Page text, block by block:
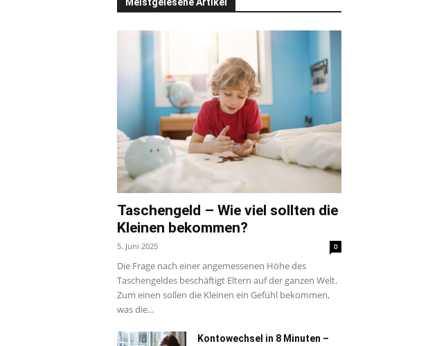
Taschengeld – Wie viel sollten die
Kleinen bekommen?
5. Juni 2025 0
Die Frage nach einer angemessenen Höhe des
Taschengeldes beschäftigt Eltern auf der ganzen Welt.
Zum einen sollen die Kleinen ein Gefühl bekommen,
was die...
Kontowechsel in 8 Minuten –